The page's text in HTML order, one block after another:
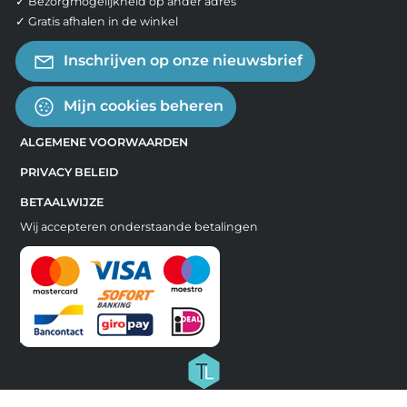
✓ Gratis afhalen in de winkel
Inschrijven op onze nieuwsbrief
Mijn cookies beheren
ALGEMENE VOORWAARDEN
PRIVACY BELEID
BETAALWIJZE
Wij accepteren onderstaande betalingen